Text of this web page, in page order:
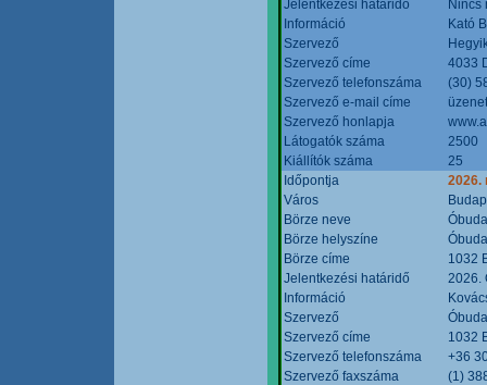
Jelentkezési határidő
Nincs
Információ
Kató
Szervező
Szervező címe
4033
Szervező telefonszáma
(30)
Szervező e-mail címe
Szervező honlapja
Látogatók száma
2500
Kiállítók száma
25
Időpontja
2026.
Város
Börze neve
Börze helyszíne
Börze címe
1032
Jelentkezési határidő
2026.
Információ
Szervező
Szervező címe
1032
Szervező telefonszáma
+36
Szervező faxszáma
(1)